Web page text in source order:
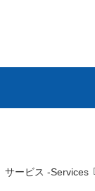
サービス -Services